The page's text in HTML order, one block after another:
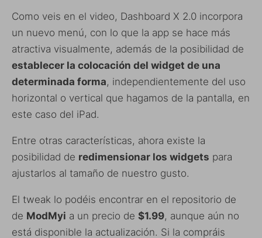
Como veis en el video, Dashboard X 2.0 incorpora
un nuevo menú, con lo que la app se hace más
atractiva visualmente, además de la posibilidad de
establecer la colocación del widget de una
determinada forma, independientemente del uso
horizontal o vertical que hagamos de la pantalla, en
este caso del iPad.
Entre otras características, ahora existe la
posibilidad de redimensionar los widgets para
ajustarlos al tamaño de nuestro gusto.
El tweak lo podéis encontrar en el repositorio de
de ModMyi a un precio de $1.99, aunque aún no
está disponible la actualización. Si la compráis